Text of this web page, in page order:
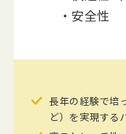
安全性
長年の経験で培
ど）を実現する